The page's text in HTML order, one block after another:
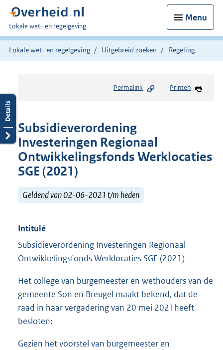
Menu
U
bent
hier:
Lokale wet- en regelgeving
Lokale wet- en regelgeving Uitgebreid zoeken Regeling
Permalink Printen
Subsidieverordening
Investeringen Regionaal
Ontwikkelingsfonds Werklocaties
SGE (2021)
Geldend van 02-06-2021 t/m heden
Intitulé
Subsidieverordening Investeringen Regionaal
Ontwikkelingsfonds Werklocaties SGE (2021)
Het college van burgemeester en wethouders van de
gemeente Son en Breugel maakt bekend, dat de
raad in haar vergadering van 20 mei 2021heeft
besloten:
Gezien het voorstel van burgemeester en